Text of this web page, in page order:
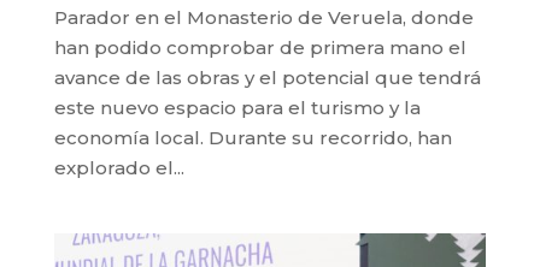
Parador en el Monasterio de Veruela, donde
han podido comprobar de primera mano el
avance de las obras y el potencial que tendrá
este nuevo espacio para el turismo y la
economía local. Durante su recorrido, han
explorado el...